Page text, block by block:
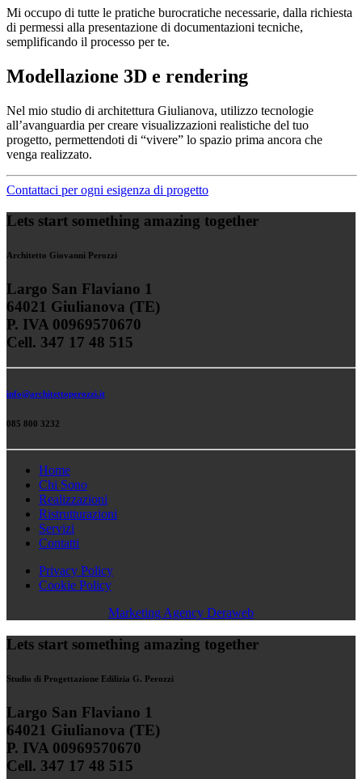
Mi occupo di tutte le pratiche burocratiche necessarie, dalla richiesta
di permessi alla presentazione di documentazioni tecniche,
semplificando il processo per te.
Modellazione 3D e rendering
Nel mio studio di architettura Giulianova, utilizzo tecnologie
all’avanguardia per creare visualizzazioni realistiche del tuo
progetto, permettendoti di “vivere” lo spazio prima ancora che
venga realizzato.
Contattaci per ogni esigenza di progetto
Lets start something amazing together
Architetto Giovanni Perozzi
Largo San Flaviano 1
64021 Giulianova (TE)
P. IVA 00969570670
Cell. 347 17 48 515
info@architettoperozzi.it
085 800 3232
Home
Chi Sono
Realizzazioni
Ristrutturazioni
Servizi
Contatti
Privacy Policy
Cookie Policy
Marketing Agency Deraweb
Lets start something amazing together
Studio di Progettazione Edilizia G. Perozzi
Largo San Flaviano 1
64021 Giulianova (TE)
P. IVA 00969570670
Cell. 347 17 48 515